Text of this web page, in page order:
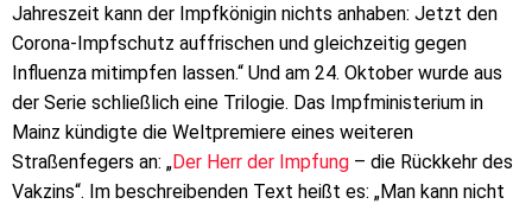
Jahreszeit kann der Impfkönigin nichts anhaben: Jetzt den
Corona-Impfschutz auffrischen und gleichzeitig gegen
Influenza mitimpfen lassen.“ Und am 24. Oktober wurde aus
der Serie schließlich eine Trilogie. Das Impfministerium in
Mainz kündigte die Weltpremiere eines weiteren
Straßenfegers an: „Der Herr der Impfung – die Rückkehr des
Vakzins“. Im beschreibenden Text heißt es: „Man kann nicht